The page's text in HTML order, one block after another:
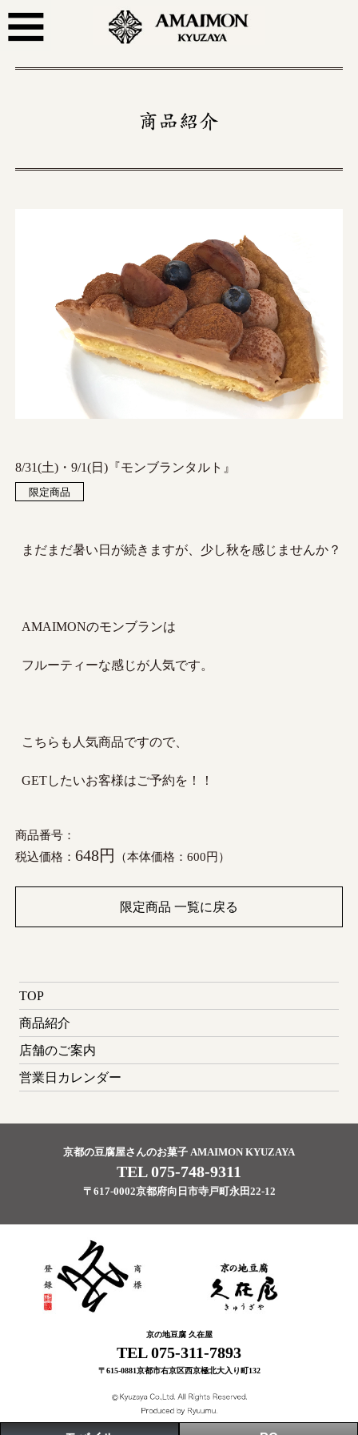
8/31(土)・9/1(日)『モンブランタルト』
限定商品
まだまだ暑い日が続きますが、少し秋を感じませんか？
AMAIMONのモンブランは
フルーティーな感じが人気です。
こちらも人気商品ですので、
GETしたいお客様はご予約を！！
商品番号：
税込価格： 648円 （本体価格：600円）
限定商品 一覧に戻る
TOP
商品紹介
店舗のご案内
営業日カレンダー
京都の豆腐屋さんのお菓子 AMAIMON KYUZAYA
TEL 075-748-9311
〒617-0002京都府向日市寺戸町永田22-12
京の地豆腐 久在屋
TEL 075-311-7893
〒615-0881京都市右京区西京極北大入り町132